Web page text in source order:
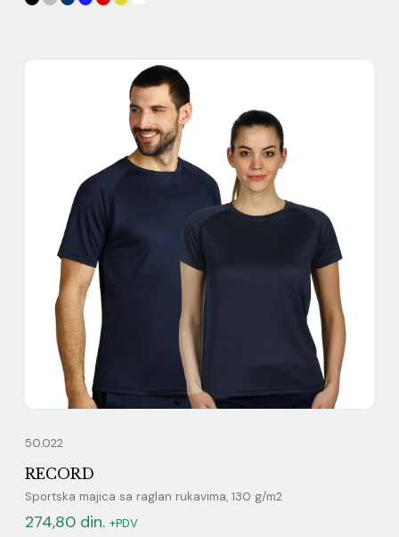
50.022
RECORD
Sportska majica sa raglan rukavima, 130 g/m2
274,80 din. +PDV